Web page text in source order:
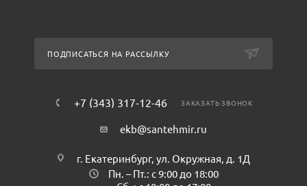
ПОДПИСАТЬСЯ НА РАССЫЛКУ
+7 (343) 317-12-46 ЗАКАЗАТЬ ЗВОНОК
ekb@santehmir.ru
г. Екатеринбург, ул. Окружная, д. 1Д
Пн. – Пт.: с 9:00 до 18:00